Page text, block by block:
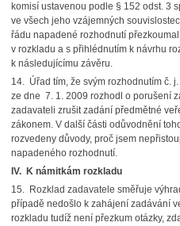
komisí ustavenou podle § 152 odst. 3
ve všech jeho vzájemných
řádu napadené rozhodnutí
v rozkladu a s přihlédnutím k návrhu
k následujícímu závěru.
14. Úřad tím, že svým rozhodnutím č.
ze dne 7. 1. 2009 rozhodl o porušení
zadavateli zrušit zadání předmětné
zákonem. V další části odůvodnění
rozvedeny důvody, proč jsem
napadeného rozhodnutí.
IV. K námitkám rozkladu
15. Rozklad zadavatele směřuje
případě nedošlo k zahájení zadávání
rozkladu tudíž není přezkum otázky,